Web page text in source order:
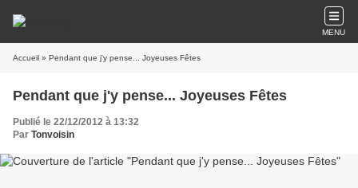
MENU
Accueil » Pendant que j'y pense... Joyeuses Fêtes
Pendant que j'y pense... Joyeuses Fêtes
Publié le 22/12/2012 à 13:32
Par Tonvoisin